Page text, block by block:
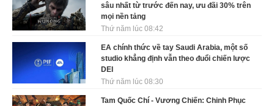
sâu nhất từ trước đến nay, ưu đãi 30% trên
mọi nền tảng
Thứ năm lúc 08:42
EA chính thức về tay Saudi Arabia, một số
studio khẳng định vẫn theo đuổi chiến lược
DEI
Thứ năm lúc 08:30
Tam Quốc Chí - Vương Chiến: Chinh Phục